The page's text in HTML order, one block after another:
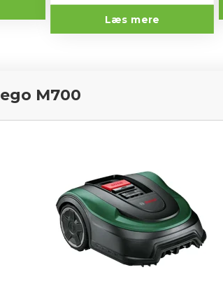
Læs mere
M700